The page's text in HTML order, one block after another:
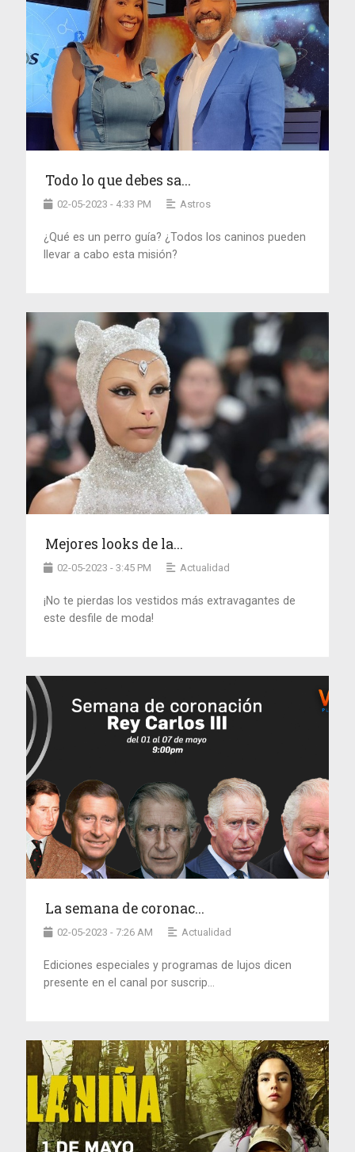
Todo lo que debes sa...
02-05-2023 - 4:33 PM Astros
¿Qué es un perro guía? ¿Todos los caninos pueden
llevar a cabo esta misión?
Mejores looks de la...
02-05-2023 - 3:45 PM Actualidad
¡No te pierdas los vestidos más extravagantes de
este desfile de moda!
La semana de coronac...
02-05-2023 - 7:26 AM Actualidad
Ediciones especiales y programas de lujos dicen
presente en el canal por suscrip...